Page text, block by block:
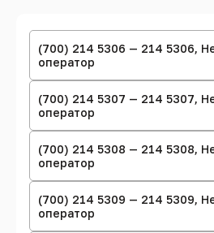
(700) 214 5306 — 214 5306,
оператор
(700) 214 5307 — 214 5307,
оператор
(700) 214 5308 — 214 5308,
оператор
(700) 214 5309 — 214 5309,
оператор